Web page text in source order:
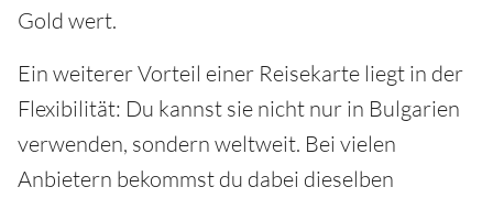
Gold wert.
Ein weiterer Vorteil einer Reisekarte liegt in der
Flexibilität: Du kannst sie nicht nur in Bulgarien
verwenden, sondern weltweit. Bei vielen
Anbietern bekommst du dabei dieselben